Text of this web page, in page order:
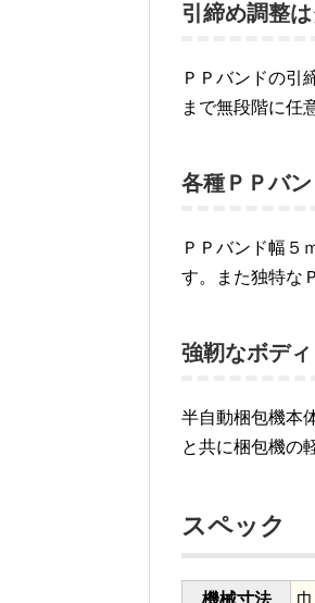
引締め調整
ＰＰバンドの引
まで無段階に任
各種ＰＰバ
ＰＰバンド幅５
す。また独特な
強靭なボデ
半自動梱包機本
と共に梱包機の
スペック
機械寸法